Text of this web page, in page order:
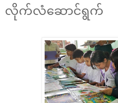
လိုက်လံဆောင်ရွက်